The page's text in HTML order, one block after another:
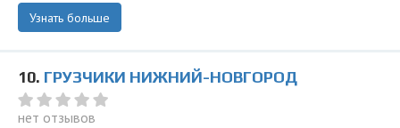
Узнать больше
10. ГРУЗЧИКИ НИЖНИЙ-НОВГОРОД
нет отзывов